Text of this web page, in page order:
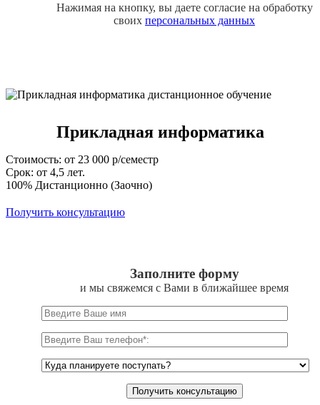
Нажимая на кнопку, вы даете согласие на обработку
своих персональных данных
Прикладная информатика
Стоимость: от 23 000 р/семестр
Срок: от 4,5 лет.
100% Дистанционно (Заочно)
Получить консультацию
Заполните форму
и мы свяжемся с Вами в ближайшее время